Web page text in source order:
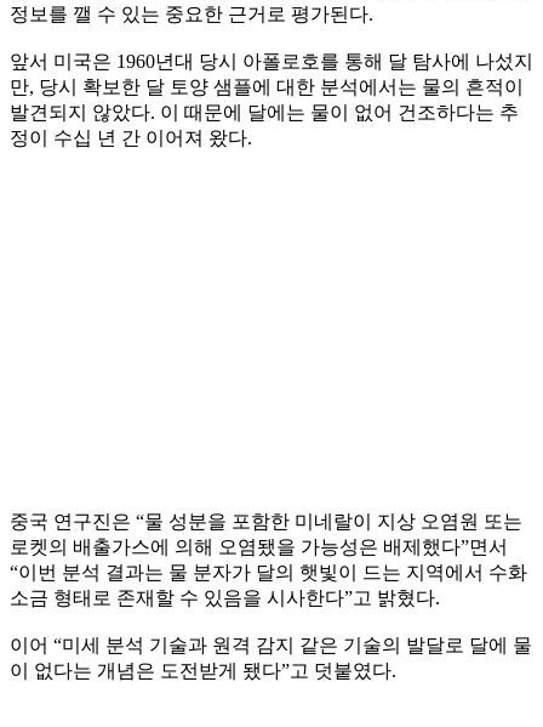
정보를 깰 수 있는 중요한 근거로 평가된다.
앞서 미국은 1960년대 당시 아폴로호를 통해 달 탐사에 나섰지
만, 당시 확보한 달 토양 샘플에 대한 분석에서는 물의 흔적이
발견되지 않았다. 이 때문에 달에는 물이 없어 건조하다는 추
정이 수십 년 간 이어져 왔다.
중국 연구진은 “물 성분을 포함한 미네랄이 지상 오염원 또는
로켓의 배출가스에 의해 오염됐을 가능성은 배제했다”면서
“이번 분석 결과는 물 분자가 달의 햇빛이 드는 지역에서 수화
소금 형태로 존재할 수 있음을 시사한다”고 밝혔다.
이어 “미세 분석 기술과 원격 감지 같은 기술의 발달로 달에 물
이 없다는 개념은 도전받게 됐다”고 덧붙였다.